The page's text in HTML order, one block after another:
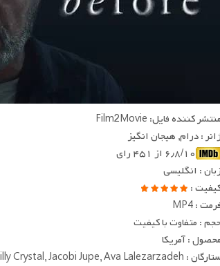
منتشر کننده فایل: Film2Movie
: درام, هیجان انگیز
۶٫۸/۱۰ از ۴۵۱ رای
زبان : انگلیسی
:
فرمت : MP4
: متفاوت با کیفیت
محصول : آمریکا
ستارگان : Billy Crystal, Jacobi Jupe, Ava Lalezarzadeh